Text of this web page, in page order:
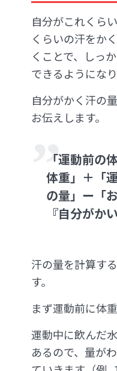
自分がこれくら
くらいの汗をか
くことで、しっ
できるようになり
自分がかく汗の
お伝えします。
「運動前の
体重」＋「
の量」ー「
『自分がか
汗の量を計算す
す。
まず運動前に体
運動中に飲んだ
あるので、量が